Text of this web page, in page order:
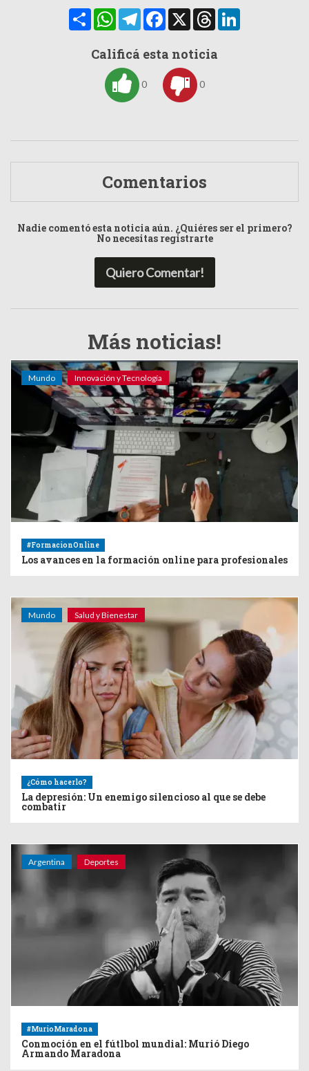
CompartirWhatsAppTelegramFacebook
X Threads
Calificá esta noticia
0 0
Comentarios
Nadie comentó esta noticia aún. ¿Quiéres ser el primero?
No necesitas registrarte
Quiero Comentar!
Más noticias!
Mundo Innovación y Tecnología
#FormacionOnline
Los avances en la formación online para profesionales
Mundo Salud y Bienestar
¿Cómo hacerlo?
La depresión: Un enemigo silencioso al que se debe
combatir
Argentina Deportes
#MurioMaradona
Conmoción en el fútlbol mundial: Murió Diego
Armando Maradona